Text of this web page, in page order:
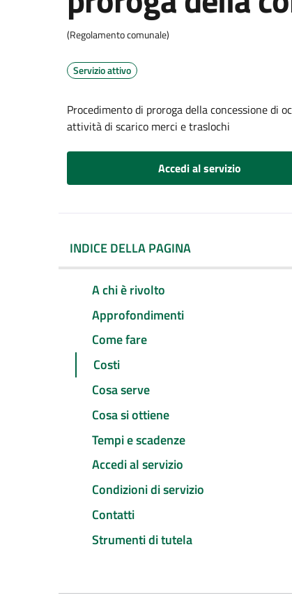
(Regolamento comunale)
Servizio attivo
Procedimento di proroga della concessione di
attività di scarico merci e traslochi
Accedi al servizio
INDICE DELLA PAGINA
A chi è rivolto
Approfondimenti
Come fare
Costi
Cosa serve
Cosa si ottiene
Tempi e scadenze
Accedi al servizio
Condizioni di servizio
Contatti
Strumenti di tutela